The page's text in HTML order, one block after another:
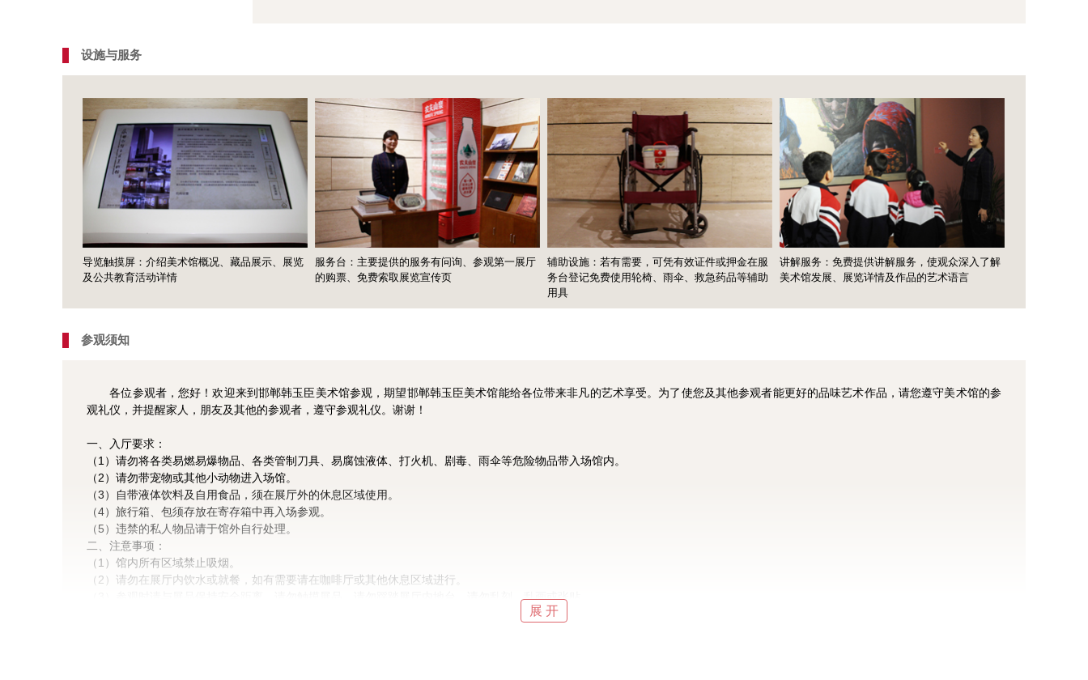
设施与服务
导览触摸屏：介绍美术馆概况、藏品展示、展览
及公共教育活动详情
服务台：主要提供的服务有问询、参观第一展厅
的购票、免费索取展览宣传页
辅助设施：若有需要，可凭有效证件或押金在服
务台登记免费使用轮椅、雨伞、救急药品等辅助
用具
讲解服务：免费提供讲解服务，使观众深入了解
美术馆发展、展览详情及作品的艺术语言
座、艺术创作的培训
参观须知
各位参观者，您好！欢迎来到邯郸韩玉臣美术馆参观，期望邯郸韩玉臣美术馆能给各位带来非凡的艺术享受。为了使您及其他参观者能更好的品味艺术作品，请您遵守美术馆的参
观礼仪，并提醒家人，朋友及其他的参观者，遵守参观礼仪。谢谢！
一、入厅要求：
（1）请勿将各类易燃易爆物品、各类管制刀具、易腐蚀液体、打火机、剧毒、雨伞等危险物品带入场馆内。
（2）请勿带宠物或其他小动物进入场馆。
（3）自带液体饮料及自用食品，须在展厅外的休息区域使用。
（4）旅行箱、包须存放在寄存箱中再入场参观。
（5）违禁的私人物品请于馆外自行处理。
二、注意事项：
（1）馆内所有区域禁止吸烟。
（2）请勿在展厅内饮水或就餐，如有需要请在咖啡厅或其他休息区域进行。
（3）参观时请与展品保持安全距离，请勿触摸展品，请勿踩踏展厅内地台，请勿乱刻、乱画或张贴。
展 开